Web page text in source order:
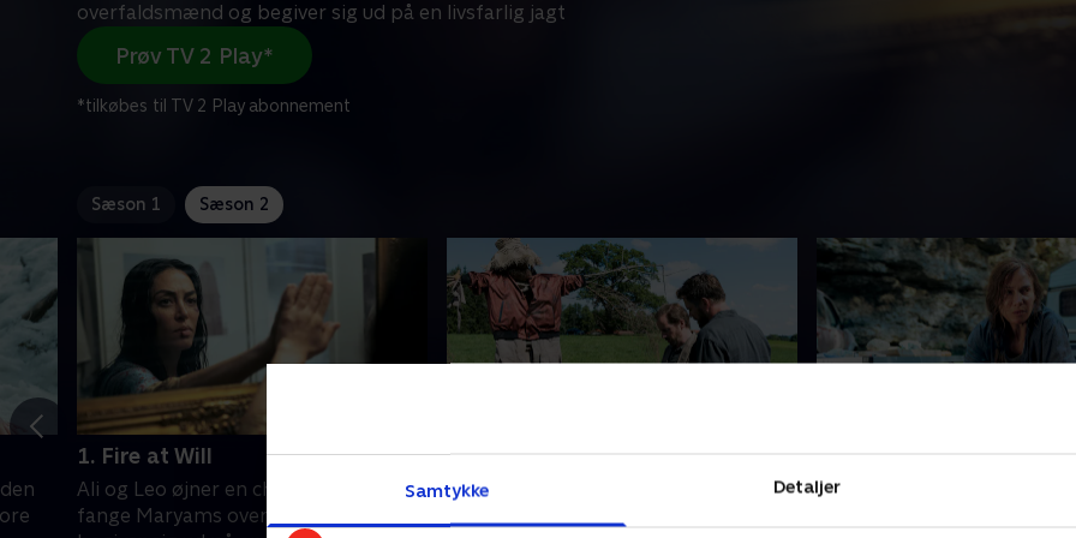
Samtykke Detaljer
overfaldsmænd og begiver sig ud på en livsfarlig jagt
Prøv TV 2 Play*
*tilkøbes til TV 2 Play abonnement
Sæson 1 Sæson 2
1. Fire at Will
Ali og Leo øjner en chance for at
fange Maryams overfaldsmænd og
2. Red Lines
Ali og Leo bliver afpresset til at
Maryam får mere magt på